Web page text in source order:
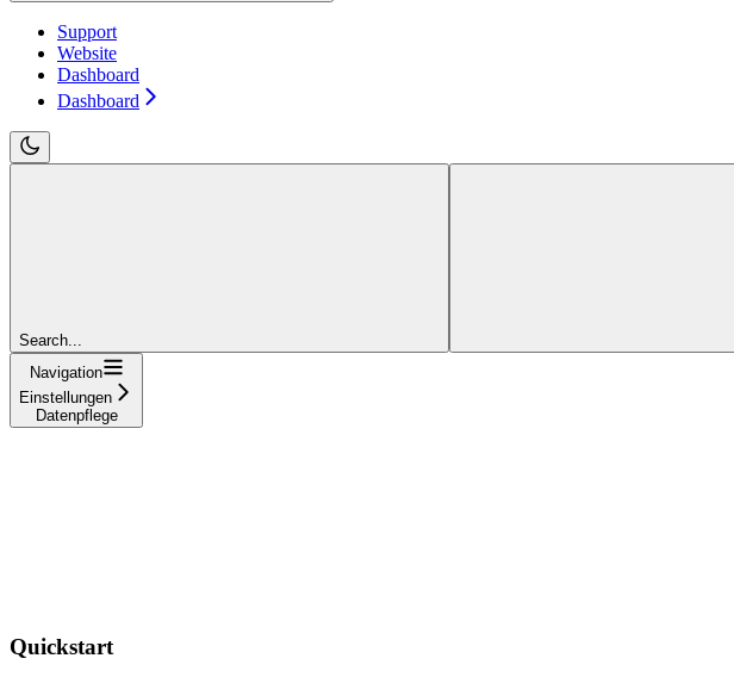
Support
Website
Dashboard
Dashboard
Search...
Navigation
Einstellungen
Datenpflege
Quickstart